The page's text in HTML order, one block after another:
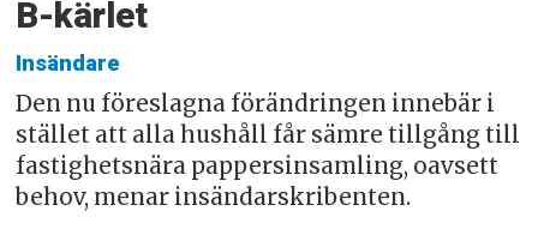
B-kärlet
Insändare
Den nu föreslagna förändringen innebär i
stället att alla hushåll får sämre tillgång till
fastighetsnära pappersinsamling, oavsett
behov, menar insändarskribenten.